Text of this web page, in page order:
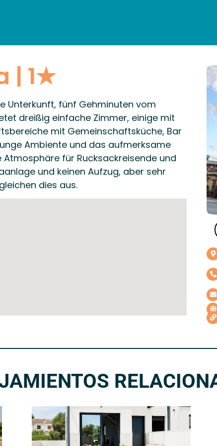
| 1★
Unterkunft, fünf Gehminuten vom
dreißig einfache Zimmer, einige mit
mit Gemeinschaftsküche, Bar
Ambiente und das aufmerksame
für Rucksackreisende und
und keinen Aufzug, aber sehr
dies aus.